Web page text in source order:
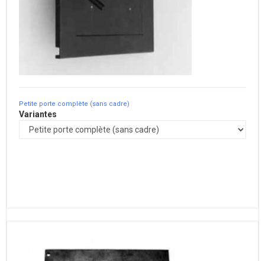
Petite porte complète (sans cadre)
Variantes